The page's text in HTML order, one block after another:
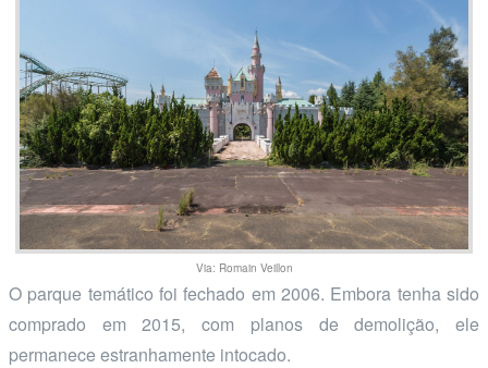
Via: Romain Veillon
O parque temático foi fechado em 2006. Embora tenha sido
comprado em 2015, com planos de demolição, ele
permanece estranhamente intocado.